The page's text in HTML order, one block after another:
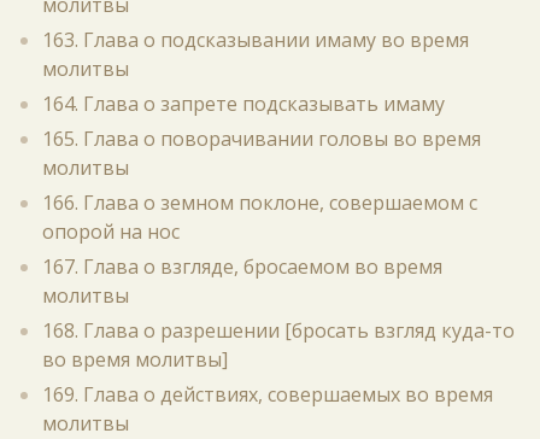
163. Глава о подсказывании имаму во время
молитвы
164. Глава о запрете подсказывать имаму
165. Глава о поворачивании головы во время
молитвы
166. Глава о земном поклоне, совершаемом с
опорой на нос
167. Глава о взгляде, бросаемом во время
молитвы
168. Глава о разрешении [бросать взгляд куда-то
во время молитвы]
169. Глава о действиях, совершаемых во время
молитвы